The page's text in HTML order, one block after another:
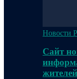
Новости
Сайт